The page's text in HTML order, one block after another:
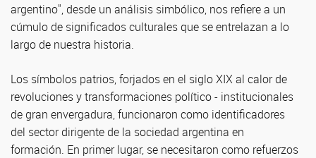
argentino", desde un análisis simbólico, nos refiere a un
cúmulo de significados culturales que se entrelazan a lo
largo de nuestra historia.
Los símbolos patrios, forjados en el siglo XIX al calor de
revoluciones y transformaciones político - institucionales
de gran envergadura, funcionaron como identificadores
del sector dirigente de la sociedad argentina en
formación. En primer lugar, se necesitaron como refuerzos